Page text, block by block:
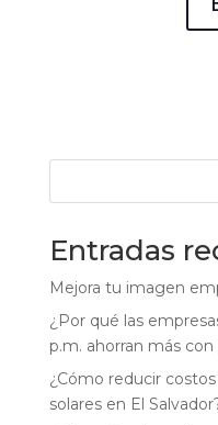
Entradas
Mejora tu imagen
¿Por qué las
p.m. ahorran más con
¿Cómo reducir
solares en El